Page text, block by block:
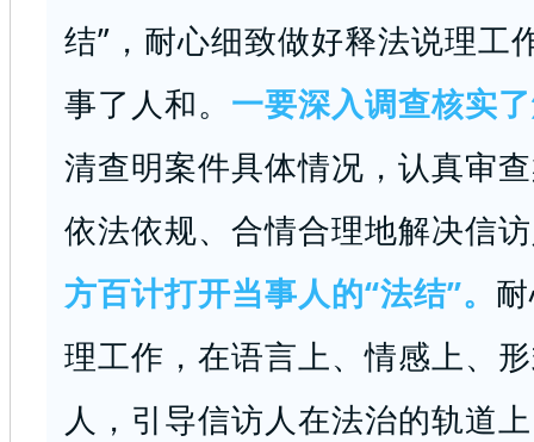
结”，耐心细致做好释法说理工
事了人和。 一要深入调查核实
清查明案件具体情况，认真审
依法依规、合情合理地解决信
方百计打开当事人的“法结”。
理工作，在语言上、情感上、
人，引导信访人在法治的轨道